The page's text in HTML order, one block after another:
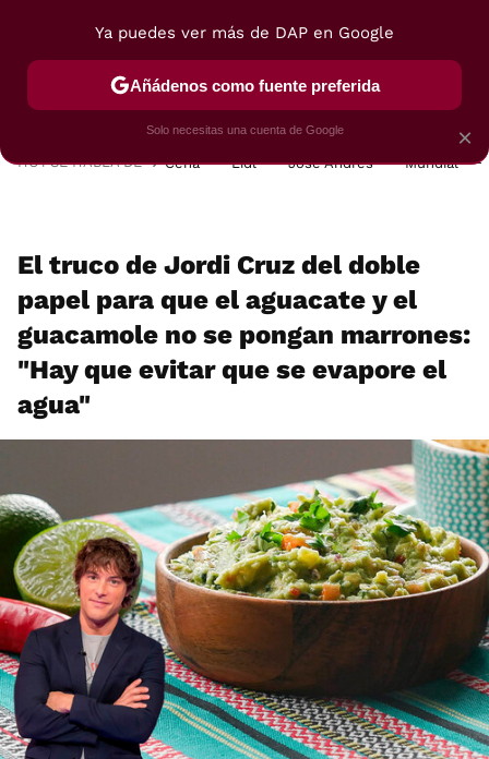
POSTRES VIAJES SELECCIÓN VEGUI
HOY SE HABLA DE Cena Lidl José Andrés Mundial
El truco de Jordi Cruz del doble
papel para que el aguacate y el
guacamole no se pongan marrones:
"Hay que evitar que se evapore el
agua"
×
Ya puedes ver más de DAP en Google
Añádenos como fuente preferida
Solo necesitas una cuenta de Google